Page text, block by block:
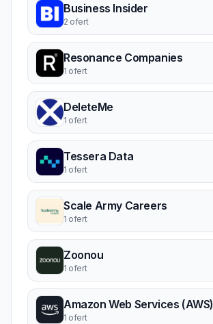
Business Insider
2 ofert
Resonance Companies
1 ofert
DeleteMe
1 ofert
Tessera Data
1 ofert
Scale Army Careers
1 ofert
Zoonou
1 ofert
Amazon Web Services (AWS)
1 ofert